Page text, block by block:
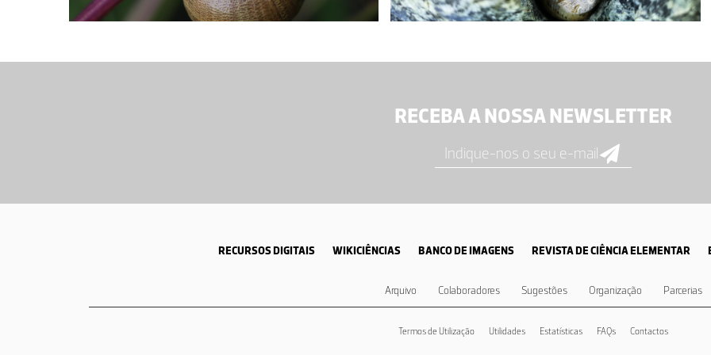
RECEBA A NOSSA NEWSLETTER
RECURSOS DIGITAIS WIKICIÊNCIAS BANCO DE IMAGENS REVISTA DE CIÊNCIA ELEMENTAR
Arquivo Colaboradores Sugestões Organização Parcerias
Termos de Utilização Utilidades Estatísticas FAQs Contactos